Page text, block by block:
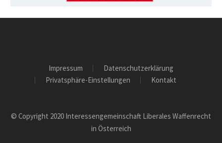
Impressum
Datenschutzerklärung
Privatsphäre-Einstellungen
Kontakt
© Copyright 2020 Interessengemeinschaft Liberales Waffenrecht
in Österreich